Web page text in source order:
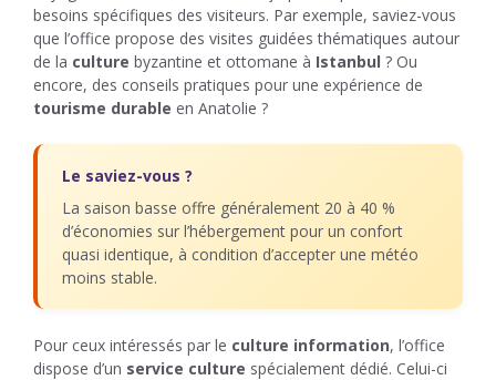
besoins spécifiques des visiteurs. Par exemple, saviez-vous
que l’office propose des visites guidées thématiques autour
de la culture byzantine et ottomane à Istanbul ? Ou
encore, des conseils pratiques pour une expérience de
tourisme durable en Anatolie ?
Le saviez-vous ?
La saison basse offre généralement 20 à 40 %
d’économies sur l’hébergement pour un confort
quasi identique, à condition d’accepter une météo
moins stable.
Pour ceux intéressés par le culture information, l’office
dispose d’un service culture spécialement dédié. Celui-ci